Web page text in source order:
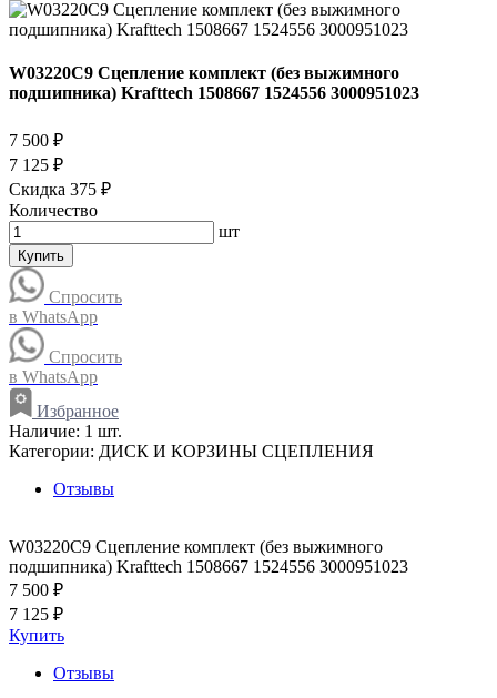
W03220C9 Сцепление комплект (без выжимного
подшипника) Krafttech 1508667 1524556 3000951023
7 500 ₽
7 125 ₽
Скидка 375 ₽
Количество
шт
Купить
Спросить
в WhatsApp
Спросить
в WhatsApp
Избранное
Наличие: 1 шт.
Категории: ДИСК И КОРЗИНЫ СЦЕПЛЕНИЯ
Отзывы
W03220C9 Сцепление комплект (без выжимного
подшипника) Krafttech 1508667 1524556 3000951023
7 500 ₽
7 125 ₽
Купить
Отзывы